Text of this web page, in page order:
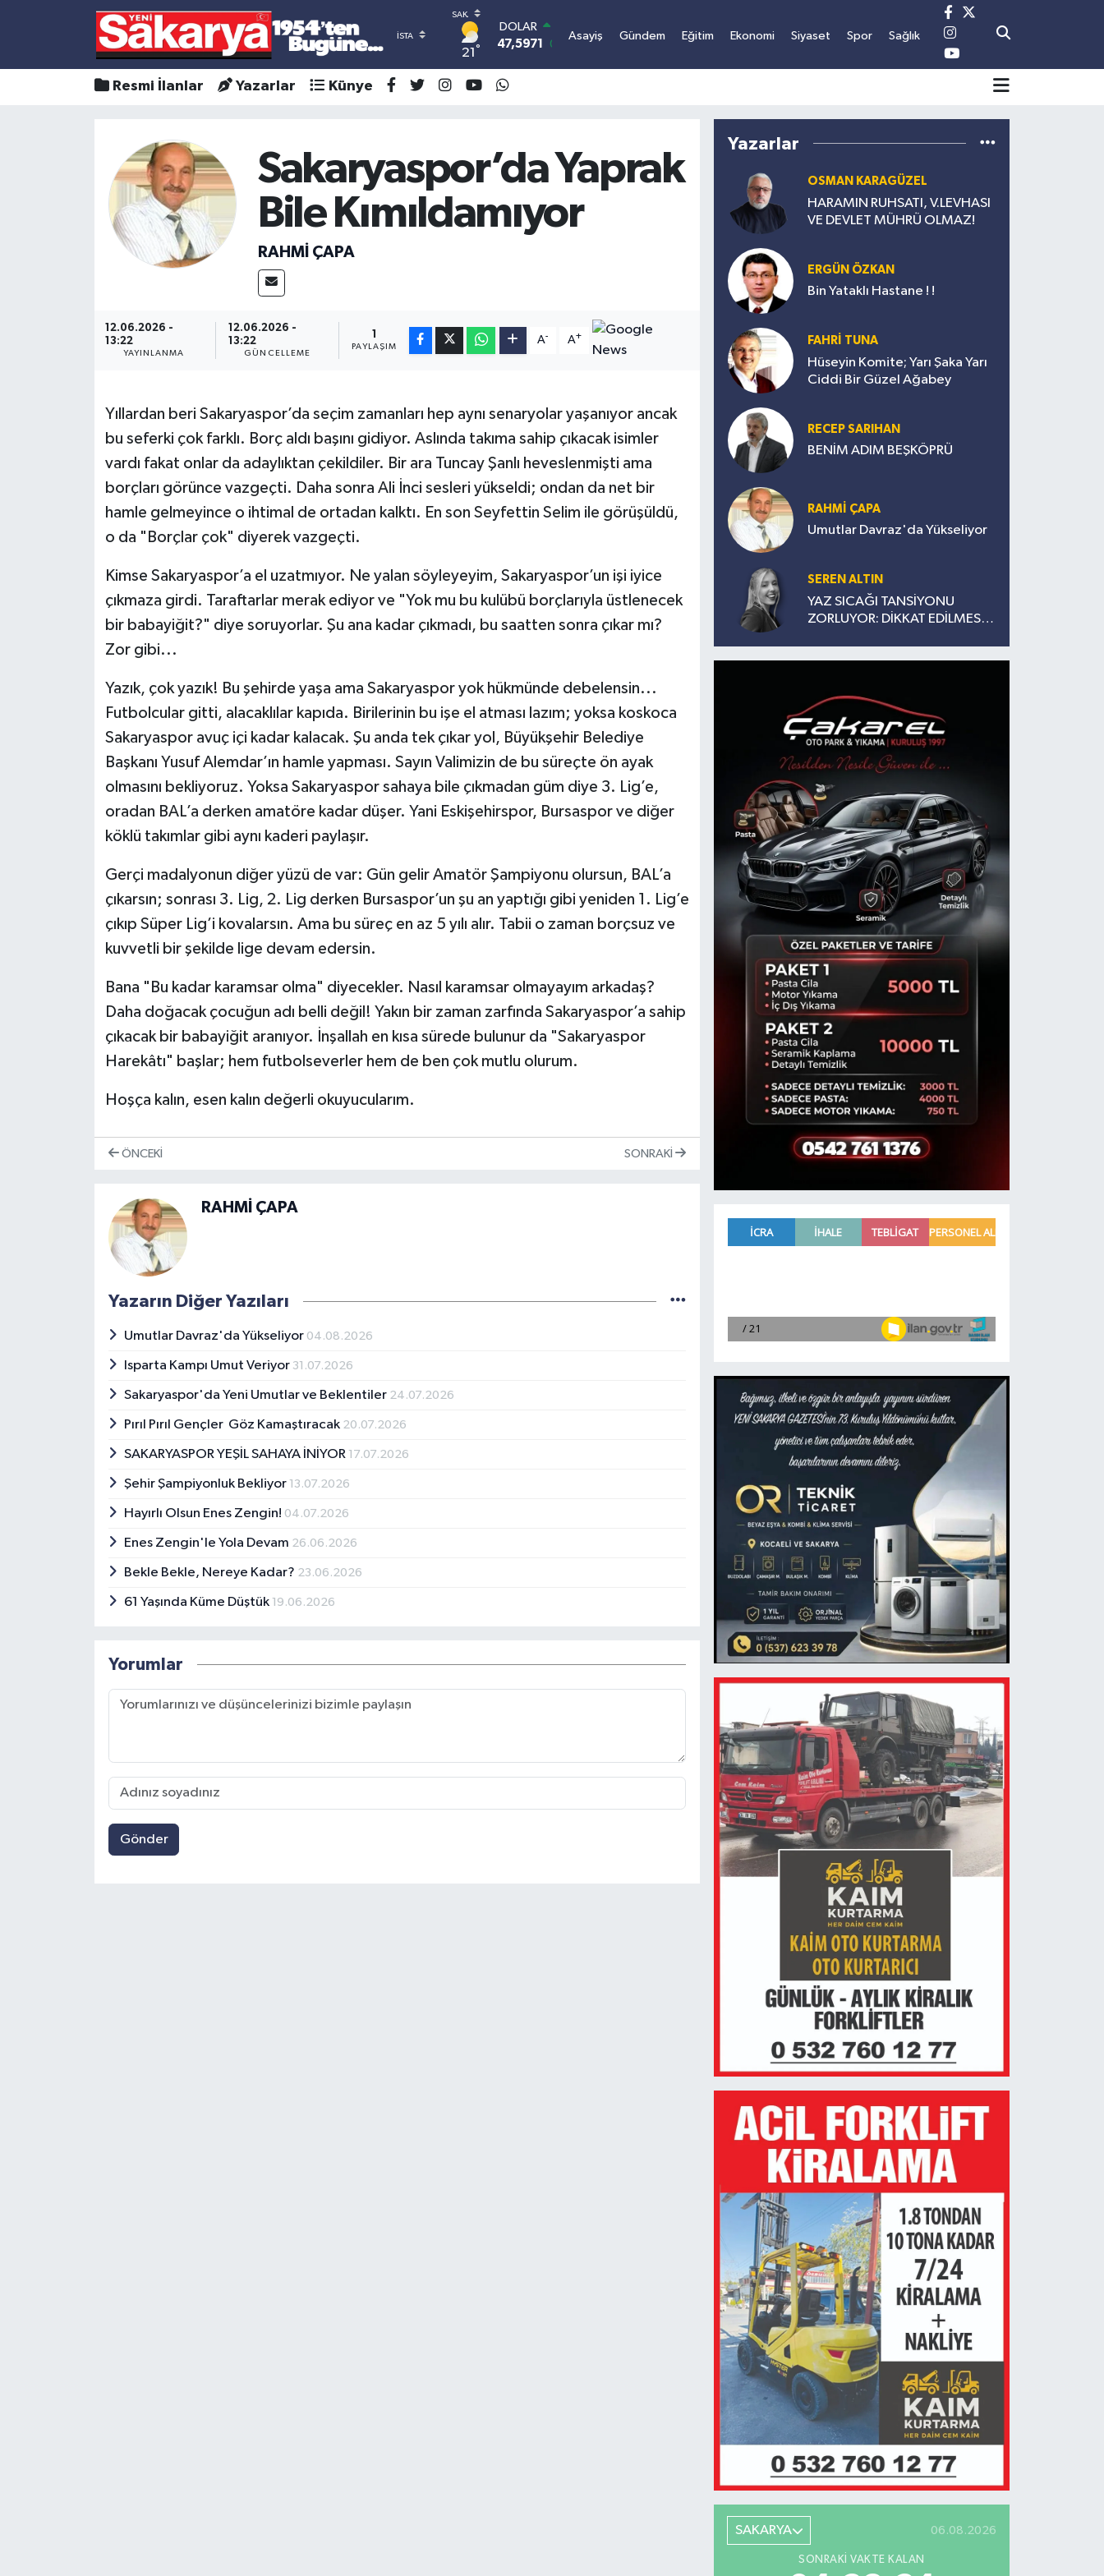
21 °
DOLAR
47,5971
0.05
55,1336
BİST100
13.703 0
3.068.845,18
Asayiş Gündem Eğitim Ekonomi Siyaset Spor Sağlık
Resmi İlanlar Yazarlar Künye
Sakaryaspor’da Yaprak
Bile Kımıldamıyor
RAHMİ ÇAPA
12.06.2026 -
13:22
YAYINLANMA
12.06.2026 -
13:22
GÜNCELLEME
1
PAYLAŞIM
A- A+
Yıllardan beri Sakaryaspor’da seçim zamanları hep aynı senaryolar yaşanıyor ancak
bu seferki çok farklı. Borç aldı başını gidiyor. Aslında takıma sahip çıkacak isimler
vardı fakat onlar da adaylıktan çekildiler. Bir ara Tuncay Şanlı heveslenmişti ama
borçları görünce vazgeçti. Daha sonra Ali İnci sesleri yükseldi; ondan da net bir
hamle gelmeyince o ihtimal de ortadan kalktı. En son Seyfettin Selim ile görüşüldü,
o da "Borçlar çok" diyerek vazgeçti.
Kimse Sakaryaspor’a el uzatmıyor. Ne yalan söyleyeyim, Sakaryaspor’un işi iyice
çıkmaza girdi. Taraftarlar merak ediyor ve "Yok mu bu kulübü borçlarıyla üstlenecek
bir babayiğit?" diye soruyorlar. Şu ana kadar çıkmadı, bu saatten sonra çıkar mı?
Zor gibi...
Yazık, çok yazık! Bu şehirde yaşa ama Sakaryaspor yok hükmünde debelensin...
Futbolcular gitti, alacaklılar kapıda. Birilerinin bu işe el atması lazım; yoksa koskoca
Sakaryaspor avuç içi kadar kalacak. Şu anda tek çıkar yol, Büyükşehir Belediye
Başkanı Yusuf Alemdar’ın hamle yapması. Sayın Valimizin de bu süreçte ön ayak
olmasını bekliyoruz. Yoksa Sakaryaspor sahaya bile çıkmadan güm diye 3. Lig’e,
oradan BAL’a derken amatöre kadar düşer. Yani Eskişehirspor, Bursaspor ve diğer
köklü takımlar gibi aynı kaderi paylaşır.
Gerçi madalyonun diğer yüzü de var: Gün gelir Amatör Şampiyonu olursun, BAL’a
çıkarsın; sonrası 3. Lig, 2. Lig derken Bursaspor’un şu an yaptığı gibi yeniden 1. Lig’e
çıkıp Süper Lig’i kovalarsın. Ama bu süreç en az 5 yılı alır. Tabii o zaman borçsuz ve
kuvvetli bir şekilde lige devam edersin.
Bana "Bu kadar karamsar olma" diyecekler. Nasıl karamsar olmayayım arkadaş?
Daha doğacak çocuğun adı belli değil! Yakın bir zaman zarfında Sakaryaspor’a sahip
çıkacak bir babayiğit aranıyor. İnşallah en kısa sürede bulunur da "Sakaryaspor
Harekâtı" başlar; hem futbolseverler hem de ben çok mutlu olurum.
Hoşça kalın, esen kalın değerli okuyucularım.
ÖNCEKI SONRAKI
RAHMİ ÇAPA
Yazarın Diğer Yazıları
Umutlar Davraz'da Yükseliyor 04.08.2026
Isparta Kampı Umut Veriyor 31.07.2026
Sakaryaspor'da Yeni Umutlar ve Beklentiler 24.07.2026
Pırıl Pırıl Gençler Göz Kamaştıracak 20.07.2026
SAKARYASPOR YEŞİL SAHAYA İNİYOR 17.07.2026
Şehir Şampiyonluk Bekliyor 13.07.2026
Hayırlı Olsun Enes Zengin! 04.07.2026
Enes Zengin'le Yola Devam 26.06.2026
Bekle Bekle, Nereye Kadar? 23.06.2026
61 Yaşında Küme Düştük 19.06.2026
Yorumlar
Gönder
Yazarlar
OSMAN KARAGÜZEL
HARAMIN RUHSATI, V.LEVHASI
VE DEVLET MÜHRÜ OLMAZ!
ERGÜN ÖZKAN
Bin Yataklı Hastane ! !
FAHRİ TUNA
Hüseyin Komite; Yarı Şaka Yarı
Ciddi Bir Güzel Ağabey
RECEP SARIHAN
BENİM ADIM BEŞKÖPRÜ
RAHMİ ÇAPA
Umutlar Davraz'da Yükseliyor
SEREN ALTIN
YAZ SICAĞI TANSİYONU
ZORLUYOR: DİKKAT EDİLMESİ
SAKARYA 06.08.2026
SONRAKI VAKTE KALAN